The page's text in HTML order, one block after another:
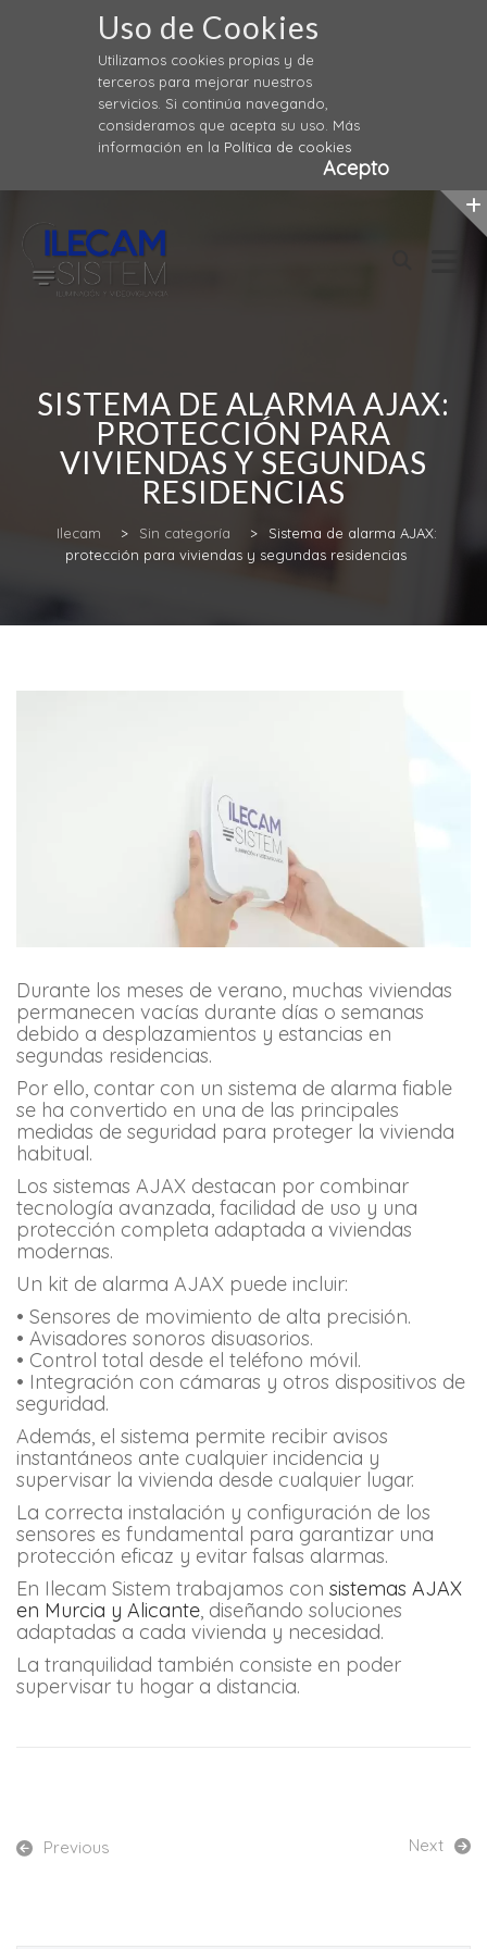
Uso de Cookies
Utilizamos cookies propias y de
terceros para mejorar nuestros
servicios. Si continúa navegando,
consideramos que acepta su uso. Más
información en la Política de cookies
Acepto
SISTEMA DE ALARMA AJAX:
PROTECCIÓN PARA
VIVIENDAS Y SEGUNDAS
RESIDENCIAS
Ilecam > Sin categoría >
Sistema de alarma AJAX:
protección para viviendas y segundas residencias
Durante los meses de verano, muchas viviendas
permanecen vacías durante días o semanas
debido a desplazamientos y estancias en
segundas residencias.
Por ello, contar con un sistema de alarma fiable
se ha convertido en una de las principales
medidas de seguridad para proteger la vivienda
habitual.
Los sistemas AJAX destacan por combinar
tecnología avanzada, facilidad de uso y una
protección completa adaptada a viviendas
modernas.
Un kit de alarma AJAX puede incluir:
• Sensores de movimiento de alta precisión.
• Avisadores sonoros disuasorios.
• Control total desde el teléfono móvil.
• Integración con cámaras y otros dispositivos de
seguridad.
Además, el sistema permite recibir avisos
instantáneos ante cualquier incidencia y
supervisar la vivienda desde cualquier lugar.
La correcta instalación y configuración de los
sensores es fundamental para garantizar una
protección eficaz y evitar falsas alarmas.
En Ilecam Sistem trabajamos con sistemas AJAX
en Murcia y Alicante, diseñando soluciones
adaptadas a cada vivienda y necesidad.
La tranquilidad también consiste en poder
supervisar tu hogar a distancia.
Previous Next